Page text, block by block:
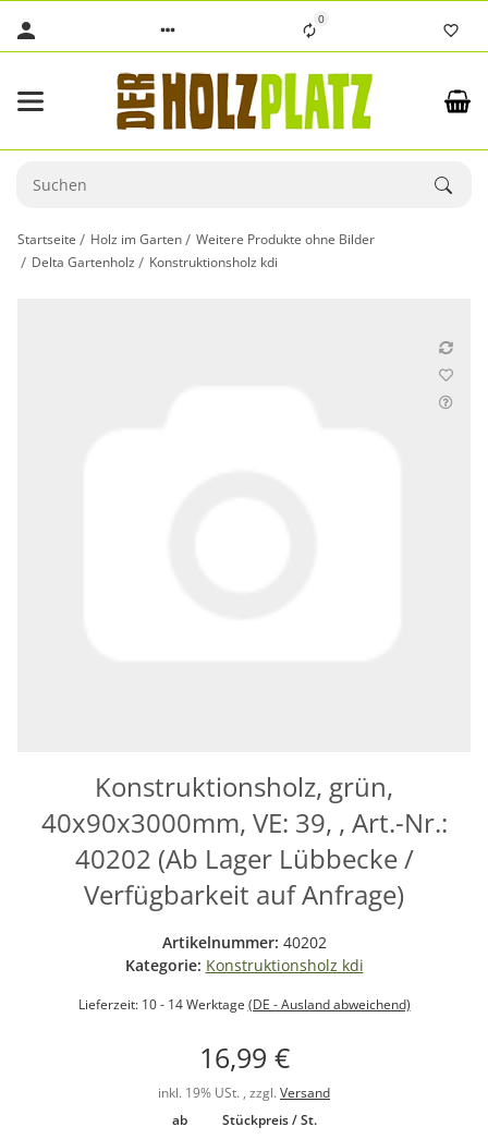
0
Startseite Holz im Garten
Weitere Produkte ohne Bilder
Delta Gartenholz
Konstruktionsholz kdi
Konstruktionsholz, grün,
40x90x3000mm, VE: 39, , Art.-Nr.:
40202 (Ab Lager Lübbecke /
Verfügbarkeit auf Anfrage)
Artikelnummer: 40202
Kategorie: Konstruktionsholz kdi
Lieferzeit: 10 - 14 Werktage (DE - Ausland abweichend)
16,99 €
inkl. 19% USt. , zzgl. Versand
ab
Stückpreis / St.